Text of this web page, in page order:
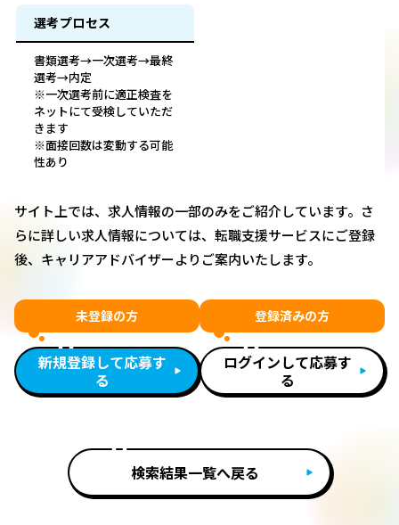
選考プロセス
書類選考→一次選考→最終
選考→内定
※一次選考前に適正検査を
ネットにて受検していただ
きます
※面接回数は変動する可能
性あり
サイト上では、求人情報の一部のみをご紹介しています。さ
らに詳しい求人情報については、転職支援サービスにご登録
後、キャリアアドバイザーよりご案内いたします。
未登録の方
新規登録して応募す
る
登録済みの方
ログインして応募す
る
検索結果一覧へ戻る